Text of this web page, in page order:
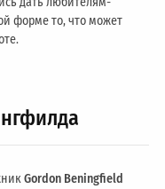
форме то, что может
Gordon Beningfield